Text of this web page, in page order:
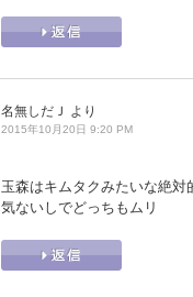
名無しだＪ より
2015年10月20日 9:20 PM
玉森はキムタクみたいな絶
気ないしでどっちもムリ